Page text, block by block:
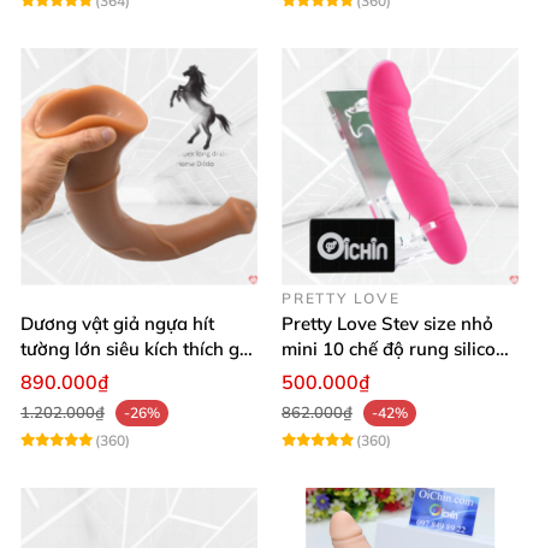
Dương vật giả ngựa hít
tường lớn siêu kích thích gai
nổi
890.000₫
1.202.000₫
-26%
(360)
PRETTY LOVE
Pretty Love Stev size nhỏ
mini 10 chế độ rung silicone
mềm
500.000₫
862.000₫
-42%
(360)